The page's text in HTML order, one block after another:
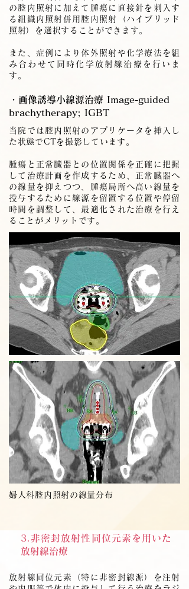
の腔内照射に加えて腫瘍に直接針を刺入す
る組織内照射併用腔内照射（ハイブリッド
照射）を選択することができます。
また、症例により体外照射や化学療法を組
み合わせて同時化学放射線治療を行いま
す。
・画像誘導小線源治療 Image-guided
brachytherapy; IGBT
当院では腔内照射のアプリケータを挿入し
た状態でCTを撮影しています。
腫瘍と正常臓器との位置関係を正確に把握
して治療計画を作成するため、正常臓器へ
の線量を抑えつつ、腫瘍局所へ高い線量を
投与するために線源を留置する位置や停留
時間を調整して、最適化された治療を行え
ることがメリットです。
婦人科腔内照射の線量分布
3.非密封放射性同位元素を用いた
放射線治療
放射線同位元素（特に非密封線源）を注射